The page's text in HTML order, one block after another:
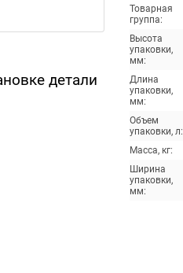
детали
Товарная
группа:
Высота
упаковки,
мм:
Длина
упаковки,
мм:
Объем
упаковки, л:
Масса, кг:
Ширина
упаковки,
мм: